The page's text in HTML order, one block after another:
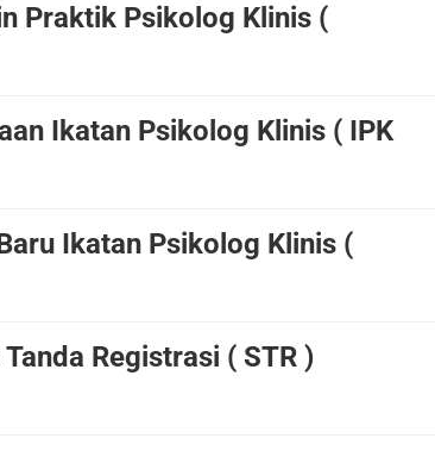
Praktik Psikolog Klinis (
Ikatan Psikolog Klinis ( IPK
Ikatan Psikolog Klinis (
Registrasi ( STR )